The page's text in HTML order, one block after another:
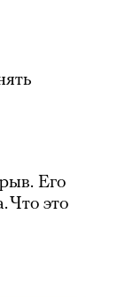
Его
Что это